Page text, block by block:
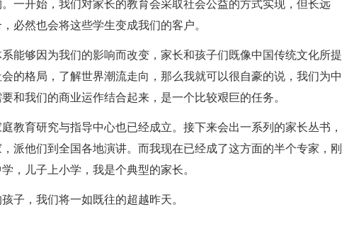
一开始，我们对家长的教育会采取社会公益的方式实现，但长远
必然也会将这些学生变成我们的客户。
能够因为我们的影响而改变，家长和孩子们既像中国传统文化所提
的格局，了解世界潮流走向，那么我就可以很自豪的说，我们为中
和我们的商业运作结合起来，是一个比较艰巨的任务。
教育研究与指导中心也已经成立。接下来会出一系列的家长丛书，
派他们到全国各地演讲。而我现在已经成了这方面的半个专家，刚
儿子上小学，我是个典型的家长。
子，我们将一如既往的超越昨天。